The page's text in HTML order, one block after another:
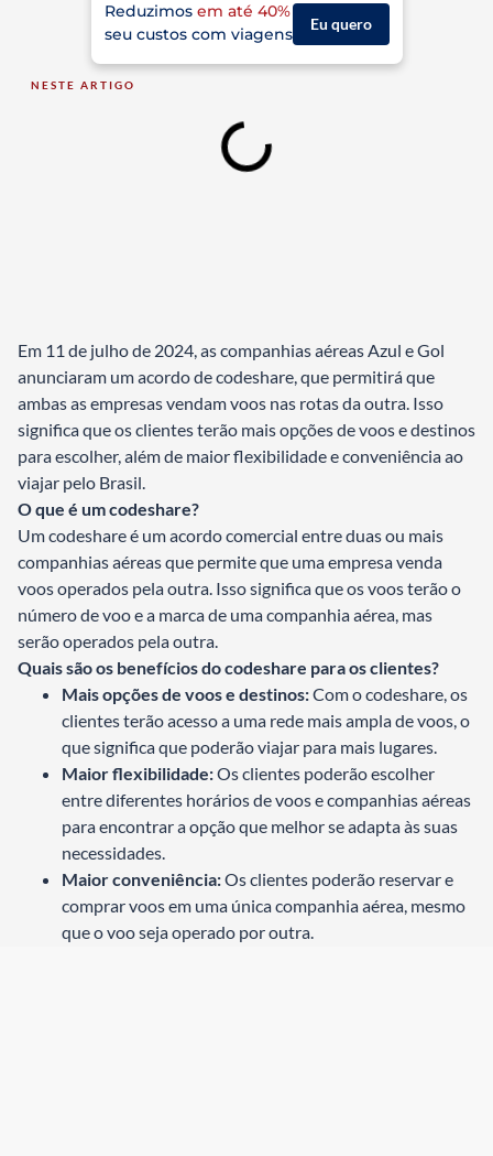
Reduzimos em até 40%
seu custos com viagens
Eu quero
NESTE ARTIGO
Em 11 de julho de 2024, as companhias aéreas Azul e Gol
anunciaram um acordo de codeshare, que permitirá que
ambas as empresas vendam voos nas rotas da outra. Isso
significa que os clientes terão mais opções de voos e destinos
para escolher, além de maior flexibilidade e conveniência ao
viajar pelo Brasil.
O que é um codeshare?
Um codeshare é um acordo comercial entre duas ou mais
companhias aéreas que permite que uma empresa venda
voos operados pela outra. Isso significa que os voos terão o
número de voo e a marca de uma companhia aérea, mas
serão operados pela outra.
Quais são os benefícios do codeshare para os clientes?
Mais opções de voos e destinos:Com o codeshare, os
clientes terão acesso a uma rede mais ampla de voos, o
que significa que poderão viajar para mais lugares.
Maior flexibilidade:Os clientes poderão escolher
entre diferentes horários de voos e companhias aéreas
para encontrar a opção que melhor se adapta às suas
necessidades.
Maior conveniência:Os clientes poderão reservar e
comprar voos em uma única companhia aérea, mesmo
que o voo seja operado por outra.